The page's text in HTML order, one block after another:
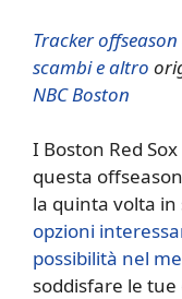
Tracker
scambi e altro
NBC Boston
I Boston Red
questa
la quinta volta
opzioni
possibilità nel
soddisfare le